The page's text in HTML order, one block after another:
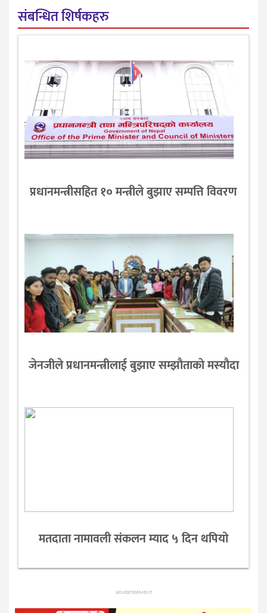
संबन्धित शिर्षकहरु
प्रधानमन्त्रीसहित १० मन्त्रीले बुझाए सम्पत्ति विवरण
जेनजीले प्रधानमन्त्रीलाई बुझाए सम्झाैताकाे मस्याैदा
मतदाता नामावली संकलन म्याद ५ दिन थपियो
ADVERTISEMENT